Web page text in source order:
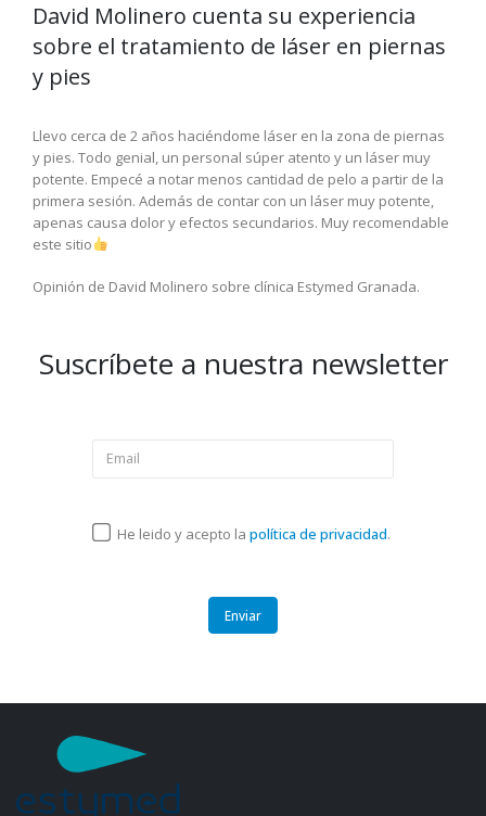
David Molinero cuenta su experiencia
sobre el tratamiento de láser en piernas
y pies
Llevo cerca de 2 años haciéndome láser en la zona de piernas
y pies. Todo genial, un personal súper atento y un láser muy
potente. Empecé a notar menos cantidad de pelo a partir de la
primera sesión. Además de contar con un láser muy potente,
apenas causa dolor y efectos secundarios. Muy recomendable
este sitio
Opinión de David Molinero sobre clínica Estymed Granada.
Suscríbete a nuestra newsletter
He leido y acepto la política de privacidad.